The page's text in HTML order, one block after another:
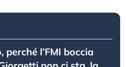
perché l’FMI boccia